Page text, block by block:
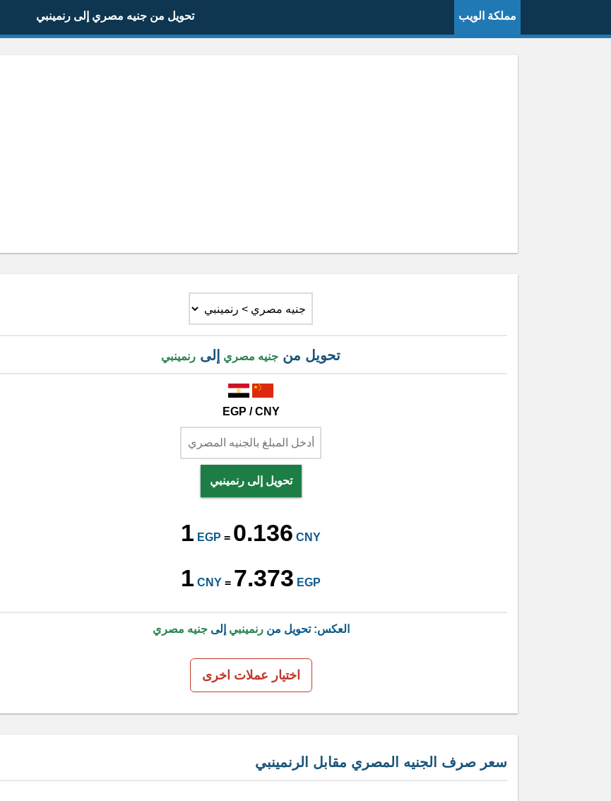
مملكة الويب تحويل من جنيه مصري إلى رنمينبي
تحويل من جنيه مصري إلى رنمينبي
EGP / CNY
تحويل إلى رنمينبي
1 EGP = 0.136 CNY
1 CNY = 7.373 EGP
العكس: تحويل منرنمينبي إلىجنيه مصري
اختيار عملات اخرى
سعر صرف الجنيه المصري مقابل الرنمينبي